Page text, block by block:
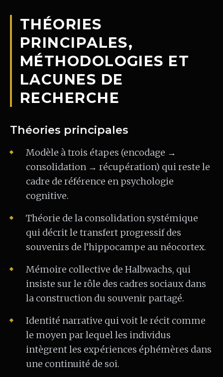
THÉORIES
PRINCIPALES,
MÉTHODOLOGIES ET
LACUNES DE
RECHERCHE
Théories principales
Modèle à trois étapes (encodage →
consolidation → récupération) qui reste le
cadre de référence en psychologie
cognitive.
Théorie de la consolidation systémique
qui décrit le transfert progressif des
souvenirs de l’hippocampe au néocortex.
Mémoire collective de Halbwachs, qui
insiste sur le rôle des cadres sociaux dans
la construction du souvenir partagé.
Identité narrative qui voit le récit comme
le moyen par lequel les individus
intègrent les expériences éphémères dans
une continuité de soi.